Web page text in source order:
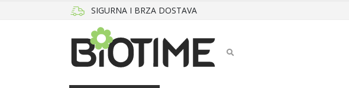
SIGURNA I BRZA DOSTAVA